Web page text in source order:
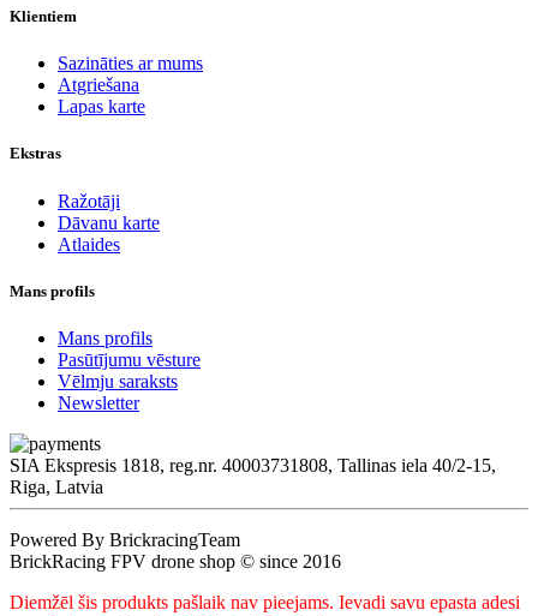
Klientiem
Sazināties ar mums
Atgriešana
Lapas karte
Ekstras
Ražotāji
Dāvanu karte
Atlaides
Mans profils
Mans profils
Pasūtījumu vēsture
Vēlmju saraksts
Newsletter
SIA Ekspresis 1818, reg.nr. 40003731808, Tallinas iela 40/2-15,
Riga, Latvia
Powered By BrickracingTeam
BrickRacing FPV drone shop © since 2016
Diemžēl šis produkts pašlaik nav pieejams. Ievadi savu epasta adesi